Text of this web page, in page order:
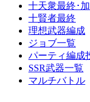
十天衆最終･
十賢者最終
理想武器編成
ジョブ一覧
パーティ編成
SSR武器一覧
マルチバトル